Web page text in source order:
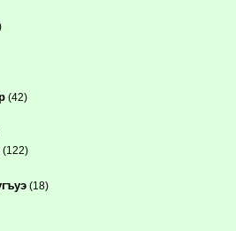
(42)
(122)
(18)